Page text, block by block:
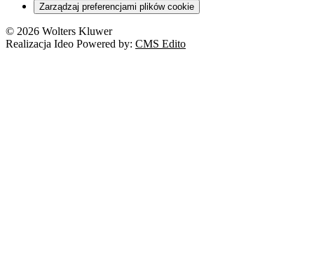
Zarządzaj preferencjami plików cookie
© 2026 Wolters Kluwer
Realizacja Ideo Powered by: CMS Edito